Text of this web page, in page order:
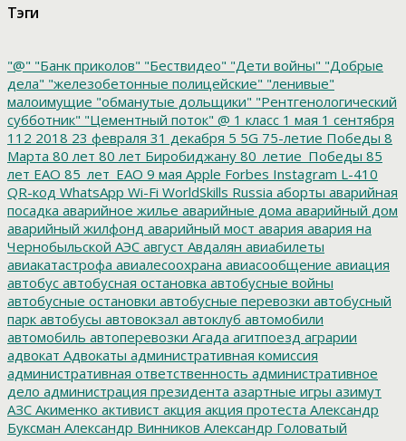
Тэги
"@" "Банк приколов" "Бествидео" "Дети войны" "Добрые
дела" "железобетонные полицейские" "ленивые"
малоимущие "обманутые дольщики" "Рентгенологический
субботник" "Цементный поток" @ 1 класс 1 мая 1 сентября
112 2018 23 февраля 31 декабря 5 5G 75-летие Победы 8
Марта 80 лет 80 лет Биробиджану 80_летие_Победы 85
лет ЕАО 85_лет_ЕАО 9 мая Apple Forbes Instagram L-410
QR-код WhatsApp Wi-Fi WorldSkills Russia аборты аварийная
посадка аварийное жилье аварийные дома аварийный дом
аварийный жилфонд аварийный мост авария авария на
Чернобыльской АЭС август Авдалян авиабилеты
авиакатастрофа авиалесоохрана авиасообщение авиация
автобус автобусная остановка автобусные войны
автобусные остановки автобусные перевозки автобусный
парк автобусы автовокзал автоклуб автомобили
автомобиль автоперевозки Агада агитпоезд аграрии
адвокат Адвокаты административная комиссия
административная ответственность административное
дело администрация президента азартные игры азимут
АЗС Акименко активист акция акция протеста Александр
Буксман Александр Винников Александр Головатый